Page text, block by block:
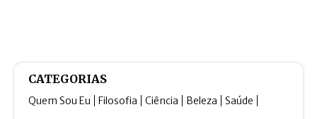
CATEGORIAS
Quem Sou Eu Filosofia Ciência Beleza Saúde